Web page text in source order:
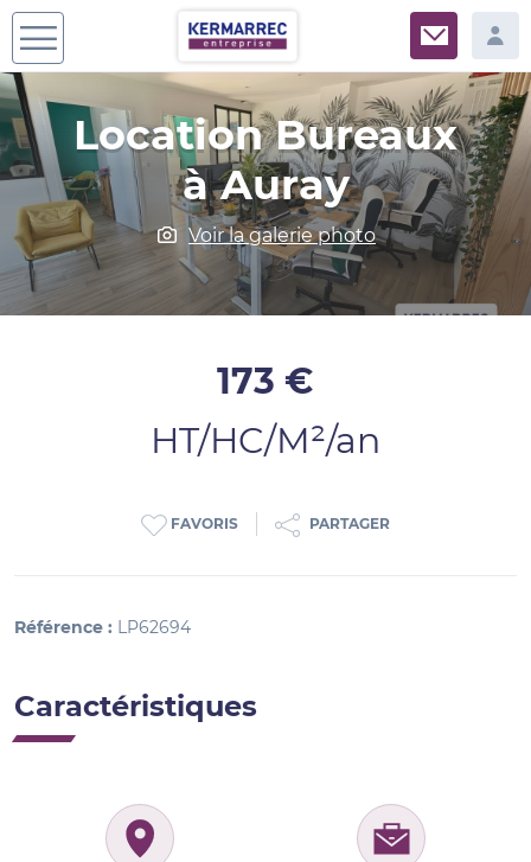
Location Bureaux
à Auray
Voir la galerie photo
173 €
HT/HC/M²/an
FAVORIS PARTAGER
Référence : LP62694
Caractéristiques